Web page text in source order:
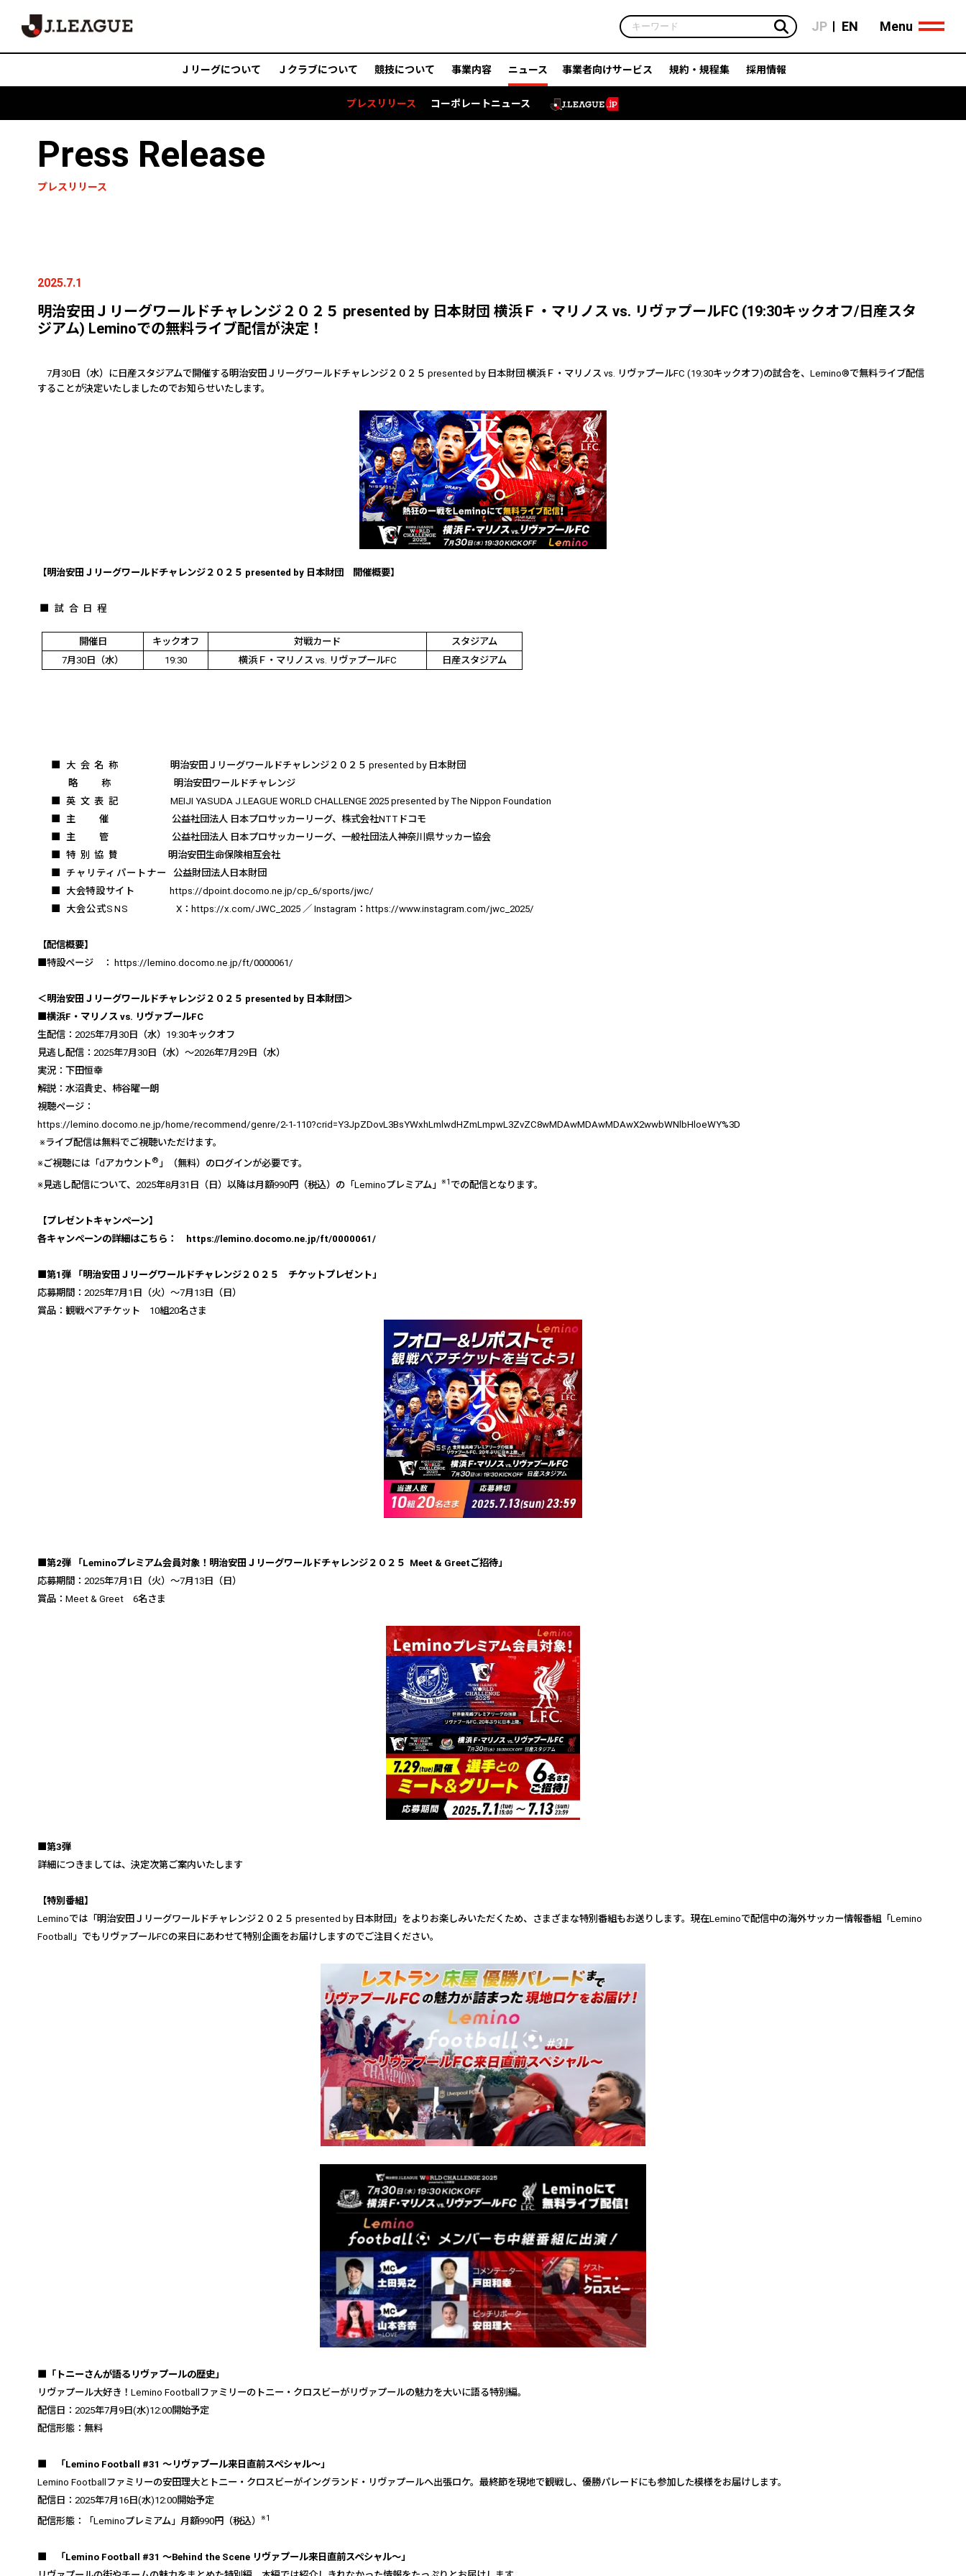
JP EN
Ｊリーグについて Ｊクラブについて 競技について 事業内容 ニュース
プレスリリース コーポレートニュース
事業者向けサービス 規約・規程集 採用情報
Menu
Press Release
プレスリリース
2025.7.1
明治安田Ｊリーグワールドチャレンジ２０２５ presented by 日本財団 横浜Ｆ・マリノス vs. リヴァプールFC (19:30キックオフ/日産スタ
ジアム) Leminoでの無料ライブ配信が決定！
7月 30 日（水）に日産スタジアムで開催する明治安田Ｊリーグワールドチャレンジ２０２５ presented by 日本財団 横浜Ｆ・マリノス vs. リヴァプールFC (19:30キックオフ)の試合を、Lemino®で無料ライブ配信
することが決定いたしましたのでお知らせいたします。
【明治安田Ｊリーグワールドチャレンジ２０２５ presented by 日本財団 開催概要】
試合日程
開催日 キックオフ 対戦カード
スタジアム
7月 30 日（水） 19:30 横浜Ｆ・マリノス vs. リヴァプールFC 日産スタジアム
大会名称 明治安田Ｊリーグワールドチャレンジ２０２５ presented by 日本財団
略称
明治安田ワールドチャレンジ
英文表記
MEIJI YASUDA J.LEAGUE WORLD CHALLENGE 2025 presented by The Nippon Foundation
主催 公益社団法人 日本プロサッカーリーグ、株式会社NTT ドコモ
主管
公益社団法人 日本プロサッカーリーグ、一般社団法人神奈川県サッカー協会
特別協賛
明治安田生命保険相互会社
チャリティパートナー
公益財団法人日本財団
大会特設サイト
https://dpoint.docomo.ne.jp/cp_6/sports/jwc/
大会公式SNS X： https://x.com/JWC_2025 ／ Instagram ： https://www.instagram.com/jwc_2025/
【配信概要】
■特設ページ ：
https://lemino.docomo.ne.jp/ft/0000061/
＜明治安田Ｊリーグワールドチャレンジ２０２５ presented by 日本財団＞
■横浜F ・マリノス vs. リヴァプールFC
生配信： 2025年7月 30 日（水） 19:30キックオフ
見逃し配信： 2025年7月 30 日（水）～2026年7月 29 日（水）
実況：下田恒幸
解説：水沼貴史、柿谷曜一朗
視聴ページ：
https://lemino.docomo.ne.jp/home/recommend/genre/2-1-110?crid=Y3JpZDovL3BsYWxhLmlwdHZmLmpwL3ZvZC8wMDAwMDAwMDAwX2wwbWNlbHloeWY%3D
※ライブ配信は無料でご視聴いただけます。
※ご視聴には「 d アカウント®」（無料）のログインが必要です。
※見逃し配信について、 2025年8月 31 日（日）以降は月額990円（税込）の「 Leminoプレミアム」 ※1 での配信となります。
【プレゼントキャンペーン】
各キャンペーンの詳細はこちら：
https://lemino.docomo.ne.jp/ft/0000061/
■第1 弾 「明治安田Ｊリーグワールドチャレンジ２０２５ チケットプレゼント」
応募期間： 2025年7月 1 日（火）～7月 13 日（日）
賞品：観戦ペアチケット 10組 20名さま
■第2弾 「 Leminoプレミアム会員対象！明治安田Ｊリーグワールドチャレンジ２０２５ Meet & Greet ご招待」
応募期間： 2025年7月 1 日（火）～7月 13 日（日）
賞品： Meet & Greet 6名さま
■第3弾
詳細につきましては、決定次第ご案内いたします
【特別番組】
Leminoでは 「明治安田Ｊリーグワールドチャレンジ２０２５ presented by 日本財団」をよりお楽しみいただくため、さまざまな特別番組もお送りします。現在Leminoで配信中の海外サッカー情報番組「 Lemino
Football
」でもリヴァプールFCの来日にあわせて特別企画をお届けしますのでご注目ください。
■「トニーさんが語るリヴァプールの歴史」
リヴァプール大好き！ Lemino Football ファミリーのトニー・クロスビーがリヴァプールの魅力を大いに語る特別編。
配信日： 2025年7月 9 日 (水)12:00開始予定
配信形態：無料
■ 「 Lemino Football #31 〜リヴァプール来日直前スペシャル〜」
Lemino Football ファミリーの安田理大と トニー・クロスビーがイングランド・リヴァプールへ出張ロケ。最終節を現地で観戦し、優勝パレードにも参加した模様をお届けします。
配信日： 2025年7月 16 日 (水)12:00開始予定
配信形態：「 Leminoプレミアム」月額990円（税込） ※1
■ 「 Lemino Football #31 〜Behind the Scene リヴァプール来日直前スペシャル〜」